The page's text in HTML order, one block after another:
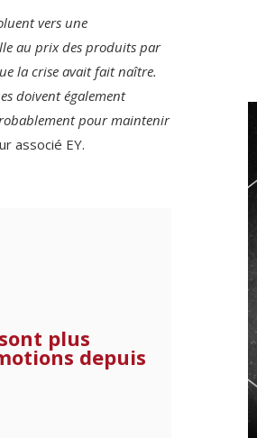
vers une
au prix des produits par
la crise avait fait naître.
doivent également
pour maintenir
associé EY.
plus
depuis